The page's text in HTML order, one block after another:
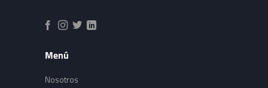
Menú
Nosotros